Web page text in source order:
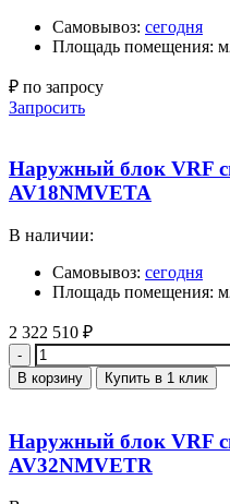
Самовывоз: сегодня
Площадь помещения:
₽ по запросу
Запросить
Наружный блок VRF
AV18NMVETA
В наличии:
Самовывоз: сегодня
Площадь помещения:
2 322 510 ₽
Количество
В корзину Купить в 1 клик
Наружный блок VRF
AV32NMVETR